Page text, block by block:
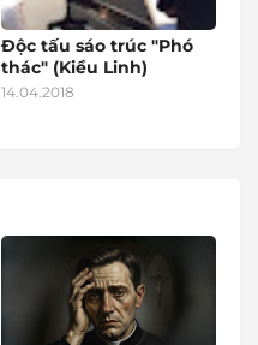
Độc tấu sáo trúc "Phó
thác" (Kiều Linh)
14.04.2018